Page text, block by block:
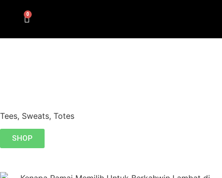
0
Tees, Sweats, Totes
SHOP